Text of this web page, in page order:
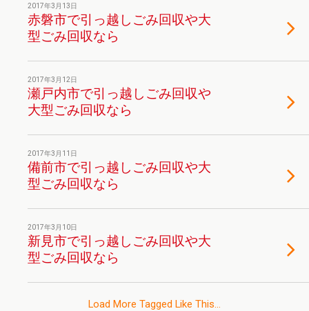
2017年3月13日
赤磐市で引っ越しごみ回収や大
型ごみ回収なら
2017年3月12日
瀬戸内市で引っ越しごみ回収や
大型ごみ回収なら
2017年3月11日
備前市で引っ越しごみ回収や大
型ごみ回収なら
2017年3月10日
新見市で引っ越しごみ回収や大
型ごみ回収なら
Load More Tagged Like This…